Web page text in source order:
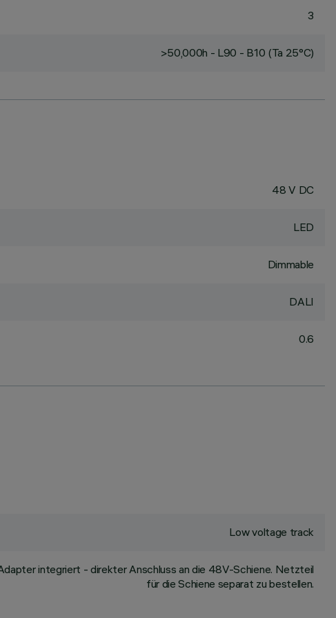
3
>50,000h - L90 - B10 (Ta 25°C)
48 V DC
LED
Dimmable
DALI
0.6
Low voltage track
integriert - direkter Anschluss an die 48V-Schiene. Netzteil
für die Schiene separat zu bestellen.